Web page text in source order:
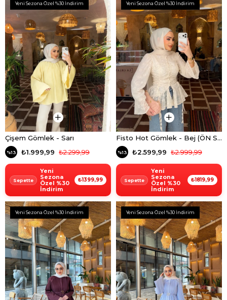
Çişem Gömlek - Sarı
%13 ₺1.999,99 ₺2.299,99
Yeni
Sezona
Özel %30
İndirim
₺1399,99
Yeni Sezona Özel %30 İndirim
Fisto Hot Gömlek - Bej (ÖN SİPARİŞ)
%13 ₺2.599,99 ₺2.999,99
Yeni
Sezona
Özel %30
İndirim
₺1819,99
Yeni Sezona Özel %30 İndirim
Yeni Sezona Özel %30 İndirim Yeni Sezona Özel %30 İndirim